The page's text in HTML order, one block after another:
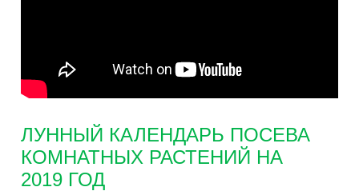
ЛУННЫЙ КАЛЕНДАРЬ ПОСЕВА
КОМНАТНЫХ РАСТЕНИЙ НА
2019 ГОД